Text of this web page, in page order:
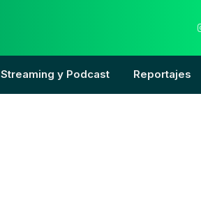
Streaming y Podcast Reportajes